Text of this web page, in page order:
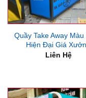
Quầy Take Away Màu
Hiện Đại Giá
Liên Hệ